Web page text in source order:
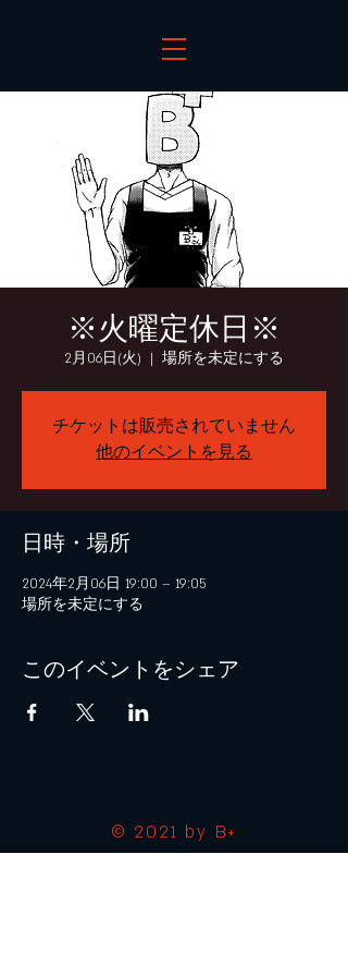
※火曜定休日※
2月06日(火)
  |
場所を未定にする
チケットは販売されていません
他のイベントを見る
日時・場所
2024年2月06日 19:00 – 19:05
場所を未定にする
このイベントをシェア
© 2021 by B+